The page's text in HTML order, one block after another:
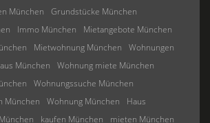
München
Grundstücke München
Immo München
Mietangebote München
Mietwohnung München
Wohnungen
München
Wohnung miete München
Wohnungssuche München
München
Wohnung München
Haus
kaufen München
mieten München